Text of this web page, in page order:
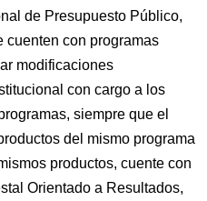
de Presupuesto Público,
cuenten con programas
modificaciones
con cargo a los
siempre que el
del mismo programa
productos, cuente con
Orientado a Resultados,